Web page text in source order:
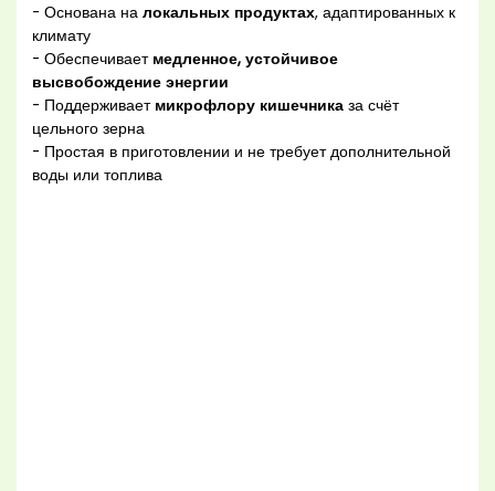
- Основана налокальных продуктах, адаптированных к
климату
- Обеспечивает медленное, устойчивое
высвобождение энергии
- Поддерживает микрофлору кишечника за счёт
цельного зерна
- Простая в приготовлении и не требует дополнительной
воды или топлива